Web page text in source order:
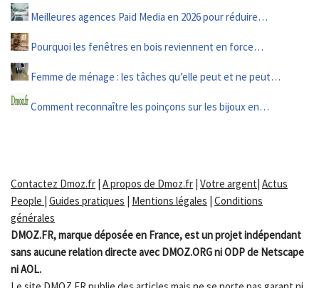
Meilleures agences Paid Media en 2026 pour réduire…
Pourquoi les fenêtres en bois reviennent en force…
Femme de ménage : les tâches qu’elle peut et ne peut…
Comment reconnaître les poinçons sur les bijoux en…
Contactez Dmoz.fr | A propos de Dmoz.fr | Votre argent| Actus
People | Guides pratiques | Mentions légales | Conditions
générales
DMOZ.FR, marque déposée en France, est un projet indépendant
sans aucune relation directe avec DMOZ.ORG ni ODP de Netscape
ni AOL.